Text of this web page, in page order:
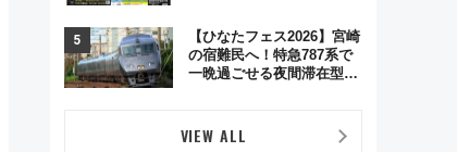
【ひなたフェス2026】宮崎
の宿難民へ！特急787系で
一晩過ごせる夜間滞在型イ
VIEW ALL